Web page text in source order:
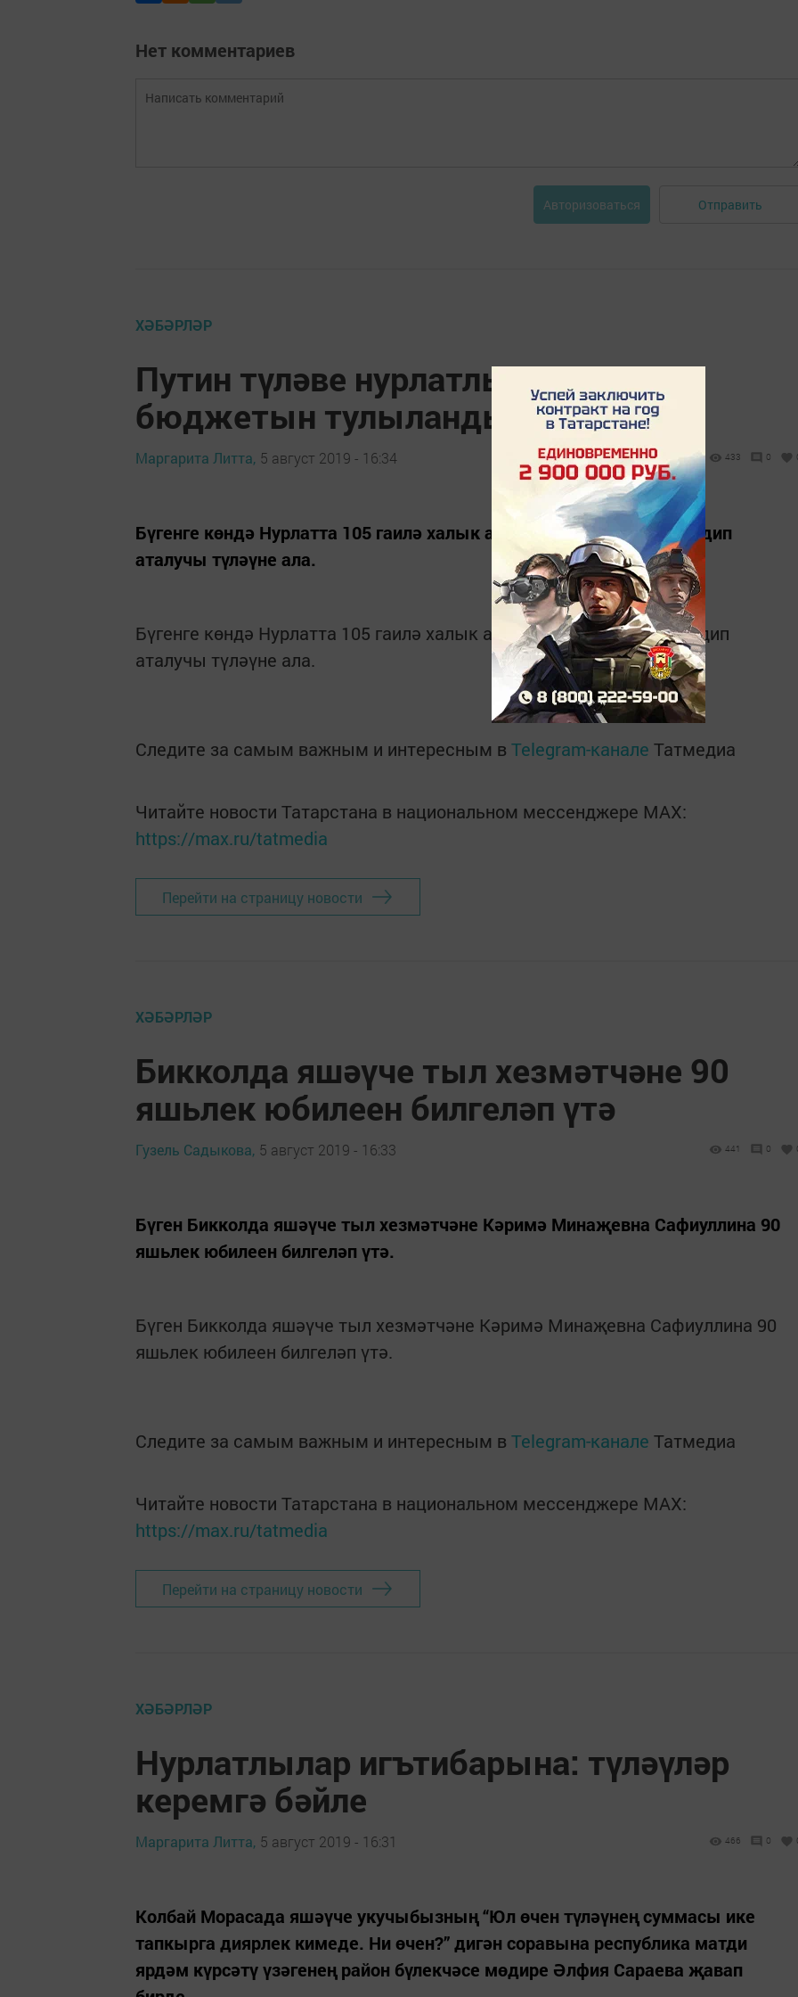
Нет комментариев
Авторизоваться Отправить
ХӘБӘРЛӘР
Путин түләве нурлатлыларның
бюджетын тулыландырды
Маргарита Литта, 5 август 2019 - 16:34 433 0
Бүгенге көндә Нурлатта 105 гаилә халык арасында “Путин” түләве дип
аталучы түләүне ала.
Бүгенге көндә Нурлатта 105 гаилә халык арасында “Путин” түләве дип
аталучы түләүне ала.
Следите за самым важным и интересным в Telegram-канале Татмедиа
Читайте новости Татарстана в национальном мессенджере MАХ:
https://max.ru/tatmedia
Перейти на страницу новости
ХӘБӘРЛӘР
Бикколда яшәүче тыл хезмәтчәне 90
яшьлек юбилеен билгеләп үтә
Гузель Садыкова, 5 август 2019 - 16:33 441 0
Бүген Бикколда яшәүче тыл хезмәтчәне Кәримә Минаҗевна Сафиуллина 90
яшьлек юбилеен билгеләп үтә.
Бүген Бикколда яшәүче тыл хезмәтчәне Кәримә Минаҗевна Сафиуллина 90
яшьлек юбилеен билгеләп үтә.
Следите за самым важным и интересным в Telegram-канале Татмедиа
Читайте новости Татарстана в национальном мессенджере MАХ:
https://max.ru/tatmedia
Перейти на страницу новости
ХӘБӘРЛӘР
Нурлатлылар игътибарына: түләүләр
керемгә бәйле
Маргарита Литта, 5 август 2019 - 16:31 466 0
Колбай Морасада яшәүче укучыбызның “Юл өчен түләүнең суммасы ике
тапкырга диярлек кимеде. Ни өчен?” дигән соравына республика матди
ярдәм күрсәтү үзәгенең район бүлекчәсе мөдире Әлфия Сараева җавап